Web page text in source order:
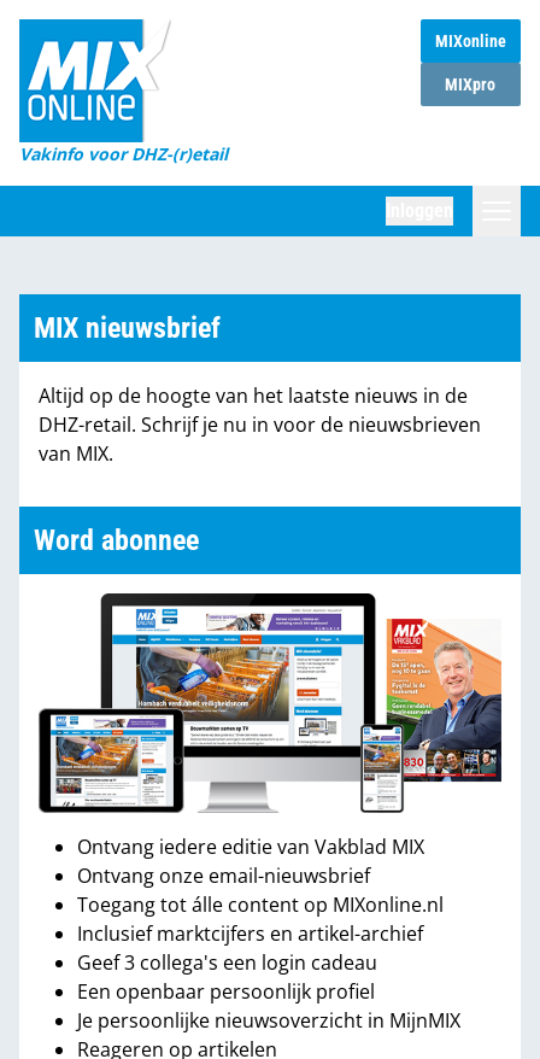
MIXonline
MIXpro
Vakinfo voor DHZ-(r)etail
Home
Magazines
DHZ Sessie
Marktcijfers
Partners
MIX nieuwsbrief
Altijd op de hoogte van het laatste nieuws in de
DHZ-retail. Schrijf je nu in voor de nieuwsbrieven
van MIX.
Word abonnee
Ontvang iedere editie van Vakblad MIX
Ontvang onze email-nieuwsbrief
Toegang tot álle content op MIXonline.nl
Inclusief marktcijfers en artikel-archief
Geef 3 collega's een login cadeau
Een openbaar persoonlijk profiel
Je persoonlijke nieuwsoverzicht in MijnMIX
Reageren op artikelen